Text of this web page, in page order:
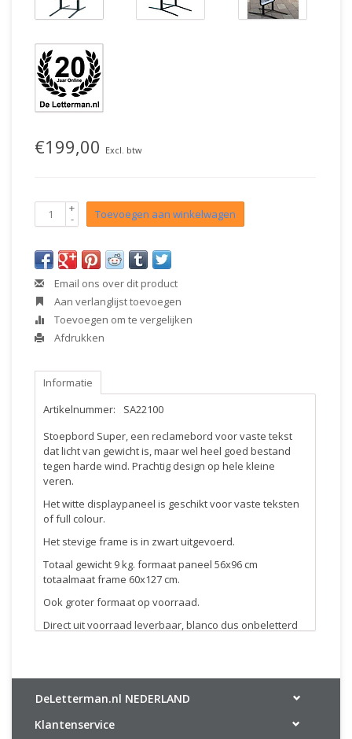
€199,00 Excl. btw
+
- Toevoegen aan winkelwagen
Email ons over dit product
Aan verlanglijst toevoegen
Toevoegen om te vergelijken
Afdrukken
Informatie
Artikelnummer:
SA22100
Stoepbord Super, een reclamebord voor vaste tekst
dat licht van gewicht is, maar wel heel goed bestand
tegen harde wind. Prachtig design op hele kleine
veren.
Het witte displaypaneel is geschikt voor vaste teksten
of full colour.
Het stevige frame is in zwart uitgevoerd.
Totaal gewicht 9 kg. formaat paneel 56x96 cm
totaalmaat frame 60x127 cm.
Ook groter formaat op voorraad.
Direct uit voorraad leverbaar, blanco dus onbeletterd
DeLetterman.nl NEDERLAND
Klantenservice